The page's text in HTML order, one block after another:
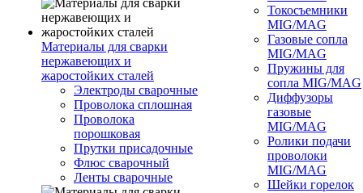
Материалы для сварки
нержавеющих и
жаростойких сталей
Электроды сварочные
Проволока сплошная
Проволока
порошковая
Прутки присадочные
Флюс сварочный
Ленты сварочные
Токосъемники
MIG/MAG
Газовые сопла
MIG/MAG
Пружины для
сопла MIG/MAG
Диффузоры
газовые
MIG/MAG
Ролики подачи
проволоки
MIG/MAG
Шейки горелок